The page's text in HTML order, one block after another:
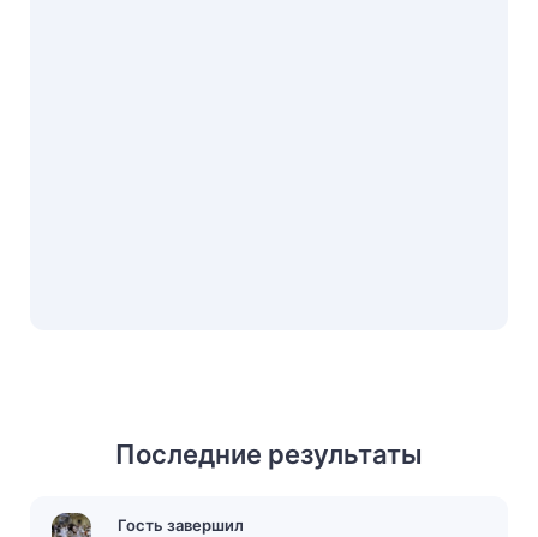
Последние результаты
Гость завершил